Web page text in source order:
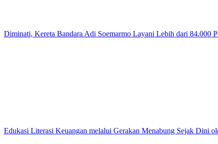
Diminati, Kereta Bandara Adi Soemarmo Layani Lebih dari 84.000
Edukasi Literasi Keuangan melalui Gerakan Menabung Sejak Dini